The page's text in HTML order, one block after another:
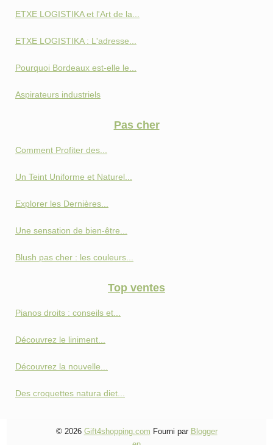
ETXE LOGISTIKA et l'Art de la...
ETXE LOGISTIKA : L'adresse...
Pourquoi Bordeaux est-elle le...
Aspirateurs industriels
Pas cher
Comment Profiter des...
Un Teint Uniforme et Naturel...
Explorer les Dernières...
Une sensation de bien-être...
Blush pas cher : les couleurs...
Top ventes
Pianos droits : conseils et...
Découvrez le liniment...
Découvrez la nouvelle...
Des croquettes natura diet...
© 2026 Gift4shopping.com Fourni par Blogger